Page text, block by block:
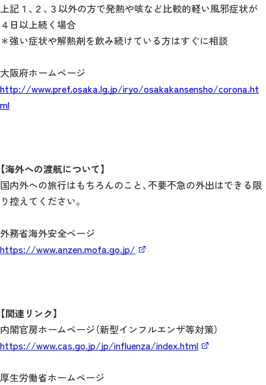
上記１、２、３以外の方で発熱や咳など比較的軽い風邪症状が
４日以上続く場合
＊強い症状や解熱剤を飲み続けている方はすぐに相談
大阪府ホームページ
http://www.pref.osaka.lg.jp/iryo/osakakansensho/corona.ht
ml
【海外への渡航について】
国内外への旅行はもちろんのこと、不要不急の外出はできる限
り控えてください。
外務省海外安全ページ
https://www.anzen.mofa.go.jp/
【関連リンク】
内閣官房ホームページ（新型インフルエンザ等対策）
https://www.cas.go.jp/jp/influenza/index.html
厚生労働省ホームページ